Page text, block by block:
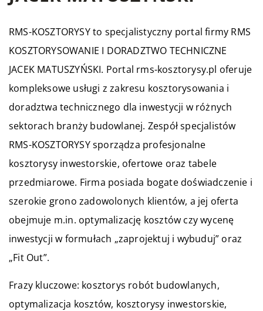
RMS-KOSZTORYSY to specjalistyczny portal firmy RMS
KOSZTORYSOWANIE I DORADZTWO TECHNICZNE
JACEK MATUSZYŃSKI. Portal rms-kosztorysy.pl oferuje
kompleksowe usługi z zakresu kosztorysowania i
doradztwa technicznego dla inwestycji w różnych
sektorach branży budowlanej. Zespół specjalistów
RMS-KOSZTORYSY sporządza profesjonalne
kosztorysy inwestorskie, ofertowe oraz tabele
przedmiarowe. Firma posiada bogate doświadczenie i
szerokie grono zadowolonych klientów, a jej oferta
obejmuje m.in. optymalizację kosztów czy wycenę
inwestycji w formułach „zaprojektuj i wybuduj” oraz
„Fit Out”.
Frazy kluczowe: kosztorys robót budowlanych,
optymalizacja kosztów, kosztorysy inwestorskie,